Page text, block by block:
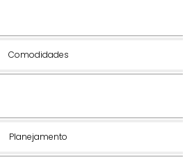
Comodidades
Planejamento